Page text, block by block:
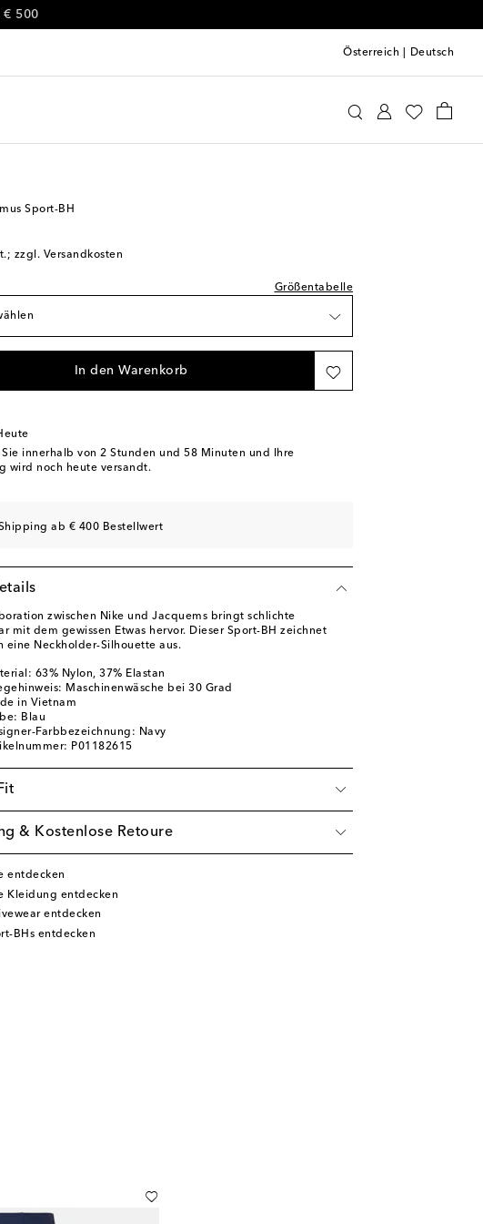
Österreich Deutsch
Sport-BH
price
zzgl. Versandkosten
Größentabelle
Größe entsprechend normal aus
die Wunschliste
Artikel
In den Warenkorb
Sie innerhalb von 2 Stunden und 58 Minuten und Ihre
wird noch heute versandt.
ab € 400 Bestellwert
zwischen Nike und Jacquems bringt schlichte
mit dem gewissen Etwas hervor. Dieser Sport-BH zeichnet
eine Neckholder-Silhouette aus.
63% Nylon, 37% Elastan
Maschinenwäsche bei 30 Grad
in Vietnam
Blau
Farbbezeichnung: Navy
P01182615
& Kostenlose Retoure
entdecken
Kleidung entdecken
entdecken
BHs entdecken